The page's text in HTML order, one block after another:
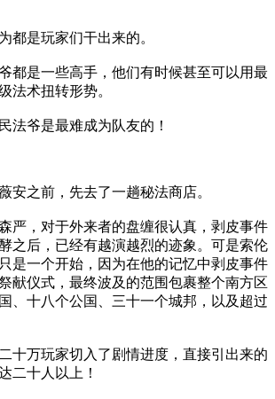
是玩家们干出来的。
是一些高手，他们有时候甚至可以用最
法术扭转形势。
爷是最难成为队友的！
之前，先去了一趟秘法商店。
，对于外来者的盘缠很认真，剥皮事件
之后，已经有越演越烈的迹象。可是索伦
是一个开始，因为在他的记忆中剥皮事件
献仪式，最终波及的范围包裹整个南方区
、十八个公国、三十一个城邦，以及超过
万玩家切入了剧情进度，直接引出来的
二十人以上！